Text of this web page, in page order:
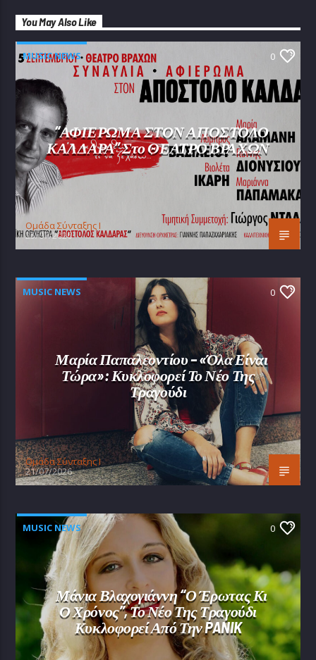
You May Also Like
MUSIC NEWS 0
“ΑΦΙΕΡΩΜΑ ΣΤΟΝ ΑΠΟΣΤΟΛΟ
ΚΑΛΔΑΡΑ” Στο ΘΕΑΤΡΟ ΒΡΑΧΩΝ
Oμάδα Σύνταξης Ι
25/07/2026
MUSIC NEWS 0
Μαρία Παπαλεοντίου – «Όλα Είναι
Τώρα»: Κυκλοφορεί Το Νέο Της
Τραγούδι
Oμάδα Σύνταξης Ι
21/07/2026
MUSIC NEWS 0
Μάνια Βλαχογιάννη “Ο Έρωτας Κι
Ο Χρόνος”, Το Νέο Της Τραγούδι
Κυκλοφορεί Από Την PANIK